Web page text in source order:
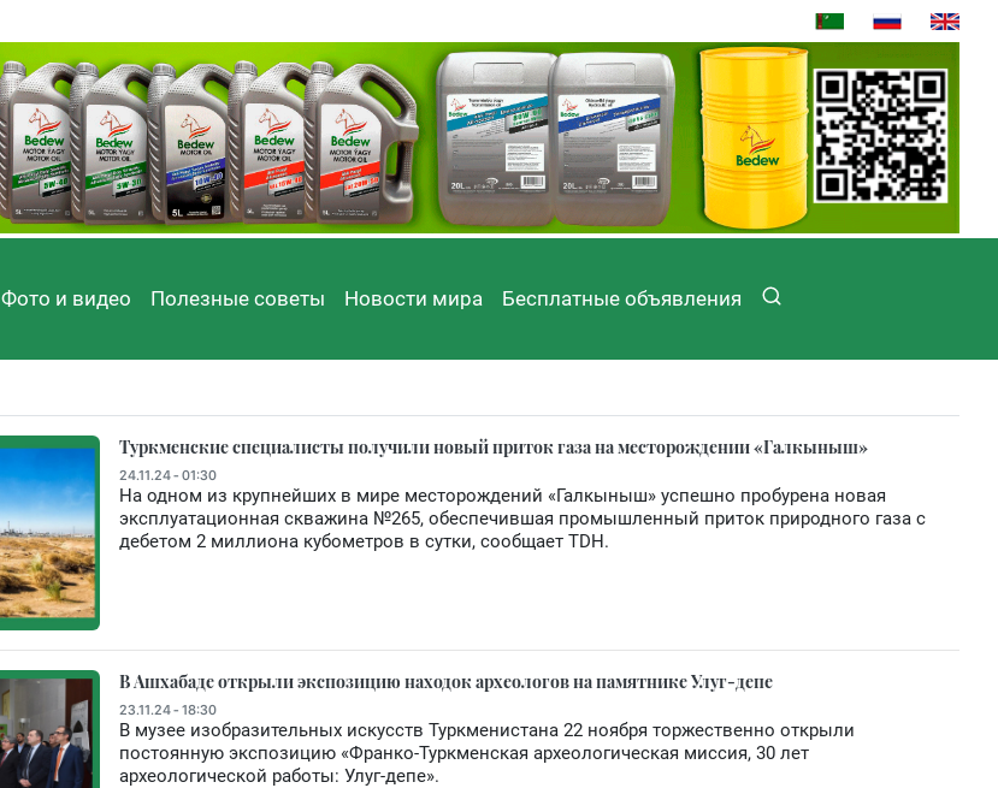
Фото и видео Полезные советы Новости мира Бесплатные объявления
Туркменские специалисты получили новый приток газа на месторождении «Галкыныш»
24.11.24 - 01:30
На одном из крупнейших в мире месторождений «Галкыныш» успешно пробурена новая
эксплуатационная скважина №265, обеспечившая промышленный приток природного газа с
дебетом 2 миллиона кубометров в сутки, сообщает TDH.
В Ашхабаде открыли экспозицию находок археологов на памятнике Улуг-депе
23.11.24 - 18:30
В музее изобразительных искусств Туркменистана 22 ноября торжественно открыли
постоянную экспозицию «Франко‐Туркменская археологическая миссия, 30 лет
археологической работы: Улуг‐депе».